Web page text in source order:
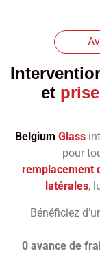
et
Belgium Glass
pour
remplacement
latérales,
Bénéficiez
0 avance de